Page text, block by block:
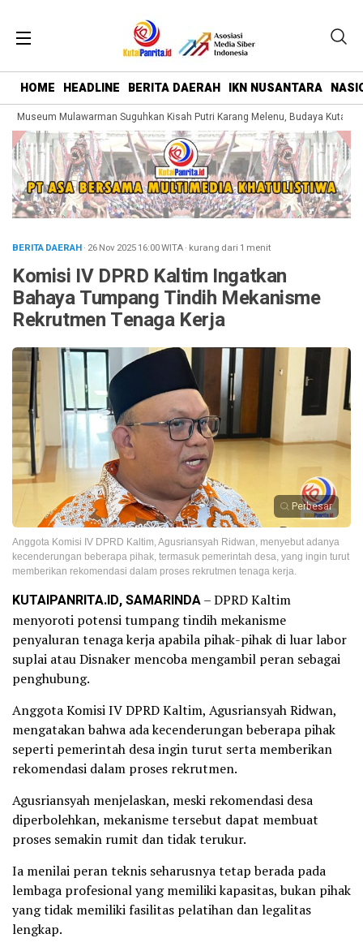
HOME HEADLINE BERITA DAERAH IKN NUSANTARA
Museum Mulawarman Suguhkan Kisah Putri Karang Melenu, Budaya Kutai
BERITA DAERAH· 26 Nov 202516:00WITA· kurang dari 1 menit
Komisi IV DPRD Kaltim Ingatkan
Bahaya Tumpang Tindih Mekanisme
Rekrutmen Tenaga Kerja
Perbesar
Anggota Komisi IV DPRD Kaltim, Agusriansyah Ridwan, menyebut adanya
kecenderungan beberapa pihak, termasuk pemerintah desa, yang ingin turut
memberikan rekomendasi dalam proses rekrutmen tenaga kerja.
KUTAIPANRITA.ID, SAMARINDA– DPRD Kaltim
menyoroti potensi tumpang tindih mekanisme
penyaluran tenaga kerja apabila pihak-pihak di luar labor
suplai atau Disnaker mencoba mengambil peran sebagai
penghubung.
Anggota Komisi IV DPRD Kaltim, Agusriansyah Ridwan,
mengatakan bahwa ada kecenderungan beberapa pihak
seperti pemerintah desa ingin turut serta memberikan
rekomendasi dalam proses rekrutmen.
Agusriansyah menjelaskan, meski rekomendasi desa
diperbolehkan, mekanisme tersebut dapat membuat
proses semakin rumit dan tidak terukur.
Ia menilai peran teknis seharusnya tetap berada pada
lembaga profesional yang memiliki kapasitas, bukan pihak
yang tidak memiliki fasilitas pelatihan dan legalitas
lengkap.